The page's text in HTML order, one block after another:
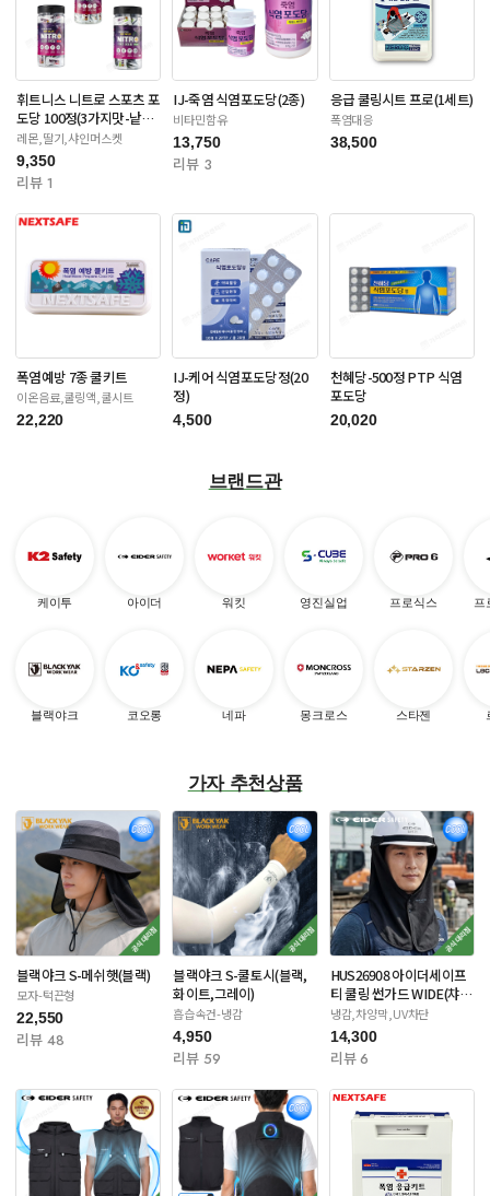
휘트니스 니트로 스포츠 포
도당 100정(3가지맛-낱개
포장)
레몬,딸기,샤인머스켓
9,350
리뷰 1
IJ-죽염 식염포도당(2종)
비타민함유
13,750
리뷰 3
응급 쿨링시트 프로(1세트)
폭염대응
38,500
폭염예방 7종 쿨키트
이온음료,쿨링액,쿨시트
22,220
IJ-케어 식염포도당정(20
정)
4,500
천혜당-500정 PTP 식염
포도당
20,020
브랜드관
케이투
블랙야크
아이더
코오롱
워킷
네파
영진실업
몽크로스
프로식스
스타젠
프
가자 추천상품
블랙야크 S-메쉬햇(블랙)
모자-턱끈형
22,550
리뷰 48
블랙야크 S-쿨토시(블랙,
화이트,그레이)
흡습속건-냉감
4,950
리뷰 59
HUS26908 아이더세이프
티 쿨링 썬가드 WIDE(챠
콜/네이비)
냉감,차양막,UV차단
14,300
리뷰 6